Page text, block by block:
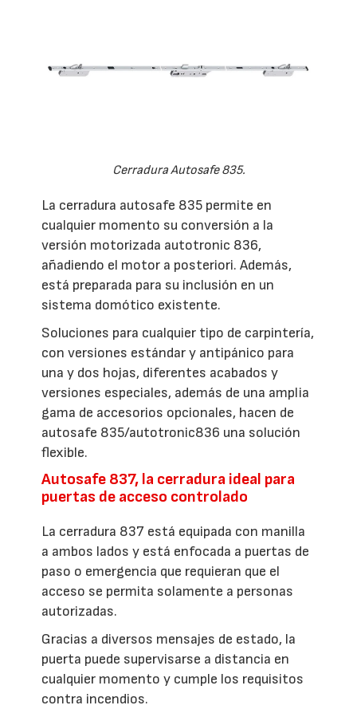
Cerradura Autosafe 835.
La cerradura autosafe 835 permite en
cualquier momento su conversión a la
versión motorizada autotronic 836,
añadiendo el motor a posteriori. Además,
está preparada para su inclusión en un
sistema domótico existente.
Soluciones para cualquier tipo de carpintería,
con versiones estándar y antipánico para
una y dos hojas, diferentes acabados y
versiones especiales, además de una amplia
gama de accesorios opcionales, hacen de
autosafe 835/autotronic836 una solución
flexible.
Autosafe 837, la cerradura ideal para
puertas de acceso controlado
La cerradura 837 está equipada con manilla
a ambos lados y está enfocada a puertas de
paso o emergencia que requieran que el
acceso se permita solamente a personas
autorizadas.
Gracias a diversos mensajes de estado, la
puerta puede supervisarse a distancia en
cualquier momento y cumple los requisitos
contra incendios.